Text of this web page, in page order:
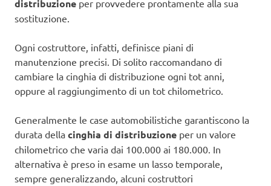
distribuzione per provvedere prontamente alla sua
sostituzione.
Ogni costruttore, infatti, definisce piani di
manutenzione precisi. Di solito raccomandano di
cambiare la cinghia di distribuzione ogni tot anni,
oppure al raggiungimento di un tot chilometrico.
Generalmente le case automobilistiche garantiscono la
durata della cinghia di distribuzione per un valore
chilometrico che varia dai 100.000 ai 180.000. In
alternativa è preso in esame un lasso temporale,
sempre generalizzando, alcuni costruttori